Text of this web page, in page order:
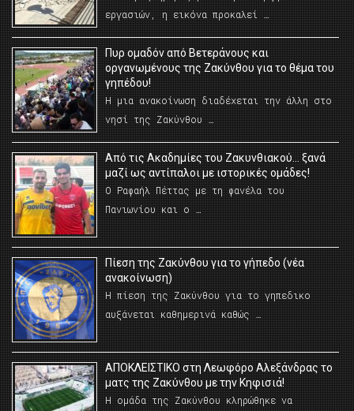
εργασιών, η εικόνα προκαλεί …
Πυρ ομαδόν από Βετεράνους και
οργανωμένους της Ζακύνθου για το θέμα του
γηπέδου!
Η μια ανακοίνωση διαδέχεται την άλλη στο
νησί της Ζακύνθου …
Από τις Ακαδημίες του Ζακυνθιακού… ξανά
μαζί ως αντίπαλοι με ιστορικές ομάδες!
Ο Ραφαήλ Πέττας με τη φανέλα του
Πανιωνίου και ο …
Πίεση της Ζακύνθου για το γήπεδο (νέα
ανακοίνωση)
Η πίεση της Ζακύνθου για το γηπεδικο
αυξάνεται καθημερινά καθώς …
AΠΟΚΛΕΙΣΤΙΚΟ στη Λεωφόρο Αλεξάνδρας το
ματς της Ζακύνθου με την Κηφισιά!
Η ομάδα της Ζακύνθου κληρώθηκε να